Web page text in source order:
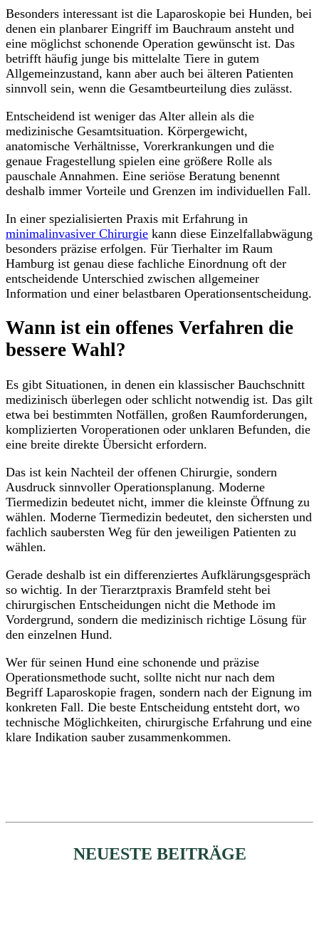
Besonders interessant ist die Laparoskopie bei Hunden, bei
denen ein planbarer Eingriff im Bauchraum ansteht und
eine möglichst schonende Operation gewünscht ist. Das
betrifft häufig junge bis mittelalte Tiere in gutem
Allgemeinzustand, kann aber auch bei älteren Patienten
sinnvoll sein, wenn die Gesamtbeurteilung dies zulässt.
Entscheidend ist weniger das Alter allein als die
medizinische Gesamtsituation. Körpergewicht,
anatomische Verhältnisse, Vorerkrankungen und die
genaue Fragestellung spielen eine größere Rolle als
pauschale Annahmen. Eine seriöse Beratung benennt
deshalb immer Vorteile und Grenzen im individuellen Fall.
In einer spezialisierten Praxis mit Erfahrung in
minimalinvasiver Chirurgie kann diese Einzelfallabwägung
besonders präzise erfolgen. Für Tierhalter im Raum
Hamburg ist genau diese fachliche Einordnung oft der
entscheidende Unterschied zwischen allgemeiner
Information und einer belastbaren Operationsentscheidung.
Wann ist ein offenes Verfahren die
bessere Wahl?
Es gibt Situationen, in denen ein klassischer Bauchschnitt
medizinisch überlegen oder schlicht notwendig ist. Das gilt
etwa bei bestimmten Notfällen, großen Raumforderungen,
komplizierten Voroperationen oder unklaren Befunden, die
eine breite direkte Übersicht erfordern.
Das ist kein Nachteil der offenen Chirurgie, sondern
Ausdruck sinnvoller Operationsplanung. Moderne
Tiermedizin bedeutet nicht, immer die kleinste Öffnung zu
wählen. Moderne Tiermedizin bedeutet, den sichersten und
fachlich saubersten Weg für den jeweiligen Patienten zu
wählen.
Gerade deshalb ist ein differenziertes Aufklärungsgespräch
so wichtig. In der Tierarztpraxis Bramfeld steht bei
chirurgischen Entscheidungen nicht die Methode im
Vordergrund, sondern die medizinisch richtige Lösung für
den einzelnen Hund.
Wer für seinen Hund eine schonende und präzise
Operationsmethode sucht, sollte nicht nur nach dem
Begriff Laparoskopie fragen, sondern nach der Eignung im
konkreten Fall. Die beste Entscheidung entsteht dort, wo
technische Möglichkeiten, chirurgische Erfahrung und eine
klare Indikation sauber zusammenkommen.
NEUESTE BEITRÄGE